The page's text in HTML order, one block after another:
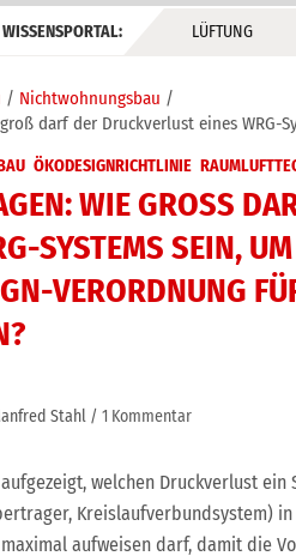
LÜFTUNG
Nichtwohnungsbau
darf der Druckverlust eines
ÖKODESIGNRICHTLINIE
WIE GROSS
SYSTEMS SEIN, UM
VERORDNUNG FÜR
Stahl 1 Kommentar
welchen Druckverlust ein
Kreislaufverbundsystem)
maximal aufweisen darf, damit die